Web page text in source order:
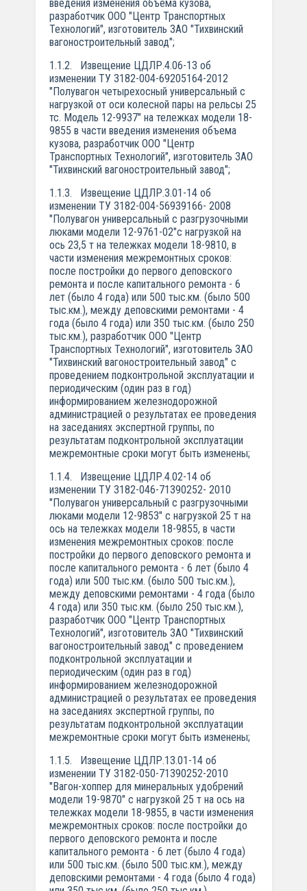
введения изменения объема кузова,
разработчик ООО "Центр Транспортных
Технологий", изготовитель ЗАО "Тихвинский
вагоностроительный завод";
1.1.2. Извещение ЦДЛР.4.06-13 об
изменении ТУ 3182-004-69205164-2012
"Полувагон четырехосный универсальный с
нагрузкой от оси колесной пары на рельсы 25
тс. Модель 12-9937" на тележках модели 18-
9855 в части введения изменения объема
кузова, разработчик ООО "Центр
Транспортных Технологий", изготовитель ЗАО
"Тихвинский вагоностроительный завод";
1.1.3. Извещение ЦДЛР.3.01-14 об
изменении ТУ 3182-004-56939166- 2008
"Полувагон универсальный с разгрузочными
люками модели 12-9761-02"с нагрузкой на
ось 23,5 т на тележках модели 18-9810, в
части изменения межремонтных сроков:
после постройки до первого деповского
ремонта и после капитального ремонта - 6
лет (было 4 года) или 500 тыс.км. (было 500
тыс.км.), между деповскими ремонтами - 4
года (было 4 года) или 350 тыс.км. (было 250
тыс.км.), разработчик ООО "Центр
Транспортных Технологий", изготовитель ЗАО
"Тихвинский вагоностроительный завод" с
проведением подконтрольной эксплуатации и
периодическим (один раз в год)
информированием железнодорожной
администрацией о результатах ее проведения
на заседаниях экспертной группы, по
результатам подконтрольной эксплуатации
межремонтные сроки могут быть изменены;
1.1.4. Извещение ЦДЛР.4.02-14 об
изменении ТУ 3182-046-71390252- 2010
"Полувагон универсальный с разгрузочными
люками модели 12-9853" с нагрузкой 25 т на
ось на тележках модели 18-9855, в части
изменения межремонтных сроков: после
постройки до первого деповского ремонта и
после капитального ремонта - 6 лет (было 4
года) или 500 тыс.км. (было 500 тыс.км.),
между деповскими ремонтами - 4 года (было
4 года) или 350 тыс.км. (было 250 тыс.км.),
разработчик ООО "Центр Транспортных
Технологий", изготовитель ЗАО "Тихвинский
вагоностроительный завод" с проведением
подконтрольной эксплуатации и
периодическим (один раз в год)
информированием железнодорожной
администрацией о результатах ее проведения
на заседаниях экспертной группы, по
результатам подконтрольной эксплуатации
межремонтные сроки могут быть изменены;
1.1.5. Извещение ЦДЛР.13.01-14 об
изменении ТУ 3182-050-71390252-2010
"Вагон-хоппер для минеральных удобрений
модели 19-9870" с нагрузкой 25 т на ось на
тележках модели 18-9855, в части изменения
межремонтных сроков: после постройки до
первого деповского ремонта и после
капитального ремонта - 6 лет (было 4 года)
или 500 тыс.км. (было 500 тыс.км.), между
деповскими ремонтами - 4 года (было 4 года)